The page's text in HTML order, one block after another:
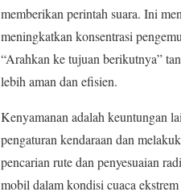
memberikan perintah suara. Ini
meningkatkan konsentrasi
“Arahkan ke tujuan berikutnya”
lebih aman dan efisien.
Kenyamanan adalah keuntungan
pengaturan kendaraan dan
pencarian rute dan penyesuaian
mobil dalam kondisi cuaca